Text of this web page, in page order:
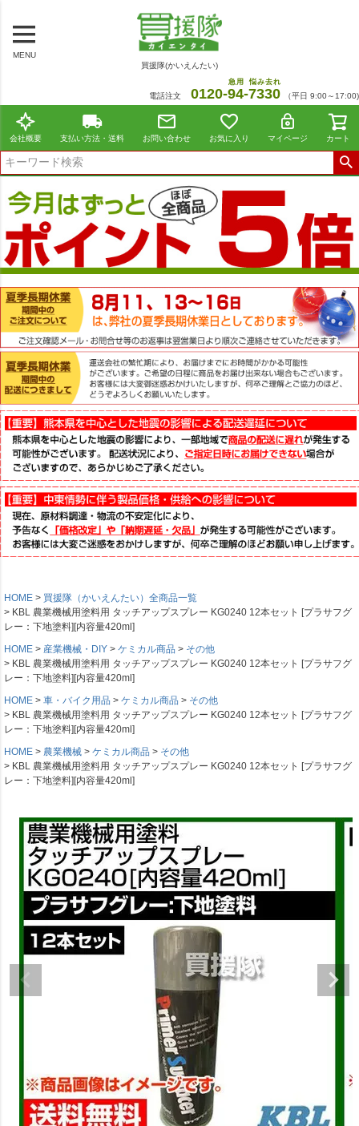
MENU
買援隊(かいえんたい)
電話注文 0120-94
急用
-7330
悩み去れ
（平日 9:00～17:00)
会社概要 支払い方法・送料 お問い合わせ お気に入り マイページ カート
HOME
買援隊（かいえんたい）全商品一覧
KBL 農業機械用塗料用 タッチアップスプレー KG0240 12本セット [プラサフグ
レー：下地塗料][内容量420ml]
HOME
産業機械・DIY ケミカル商品
その他
KBL 農業機械用塗料用 タッチアップスプレー KG0240 12本セット [プラサフグ
レー：下地塗料][内容量420ml]
HOME
車・バイク用品 ケミカル商品
その他
KBL 農業機械用塗料用 タッチアップスプレー KG0240 12本セット [プラサフグ
レー：下地塗料][内容量420ml]
HOME
農業機械 ケミカル商品
その他
KBL 農業機械用塗料用 タッチアップスプレー KG0240 12本セット [プラサフグ
レー：下地塗料][内容量420ml]